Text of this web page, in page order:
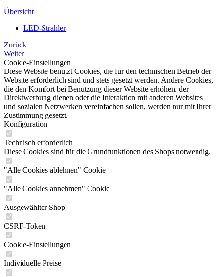
Übersicht
LED-Strahler
Zurück
Weiter
Cookie-Einstellungen
Diese Website benutzt Cookies, die für den technischen Betrieb der
Website erforderlich sind und stets gesetzt werden. Andere Cookies,
die den Komfort bei Benutzung dieser Website erhöhen, der
Direktwerbung dienen oder die Interaktion mit anderen Websites
und sozialen Netzwerken vereinfachen sollen, werden nur mit Ihrer
Zustimmung gesetzt.
Konfiguration
Technisch erforderlich
Diese Cookies sind für die Grundfunktionen des Shops notwendig.
"Alle Cookies ablehnen" Cookie
"Alle Cookies annehmen" Cookie
Ausgewählter Shop
CSRF-Token
Cookie-Einstellungen
Individuelle Preise